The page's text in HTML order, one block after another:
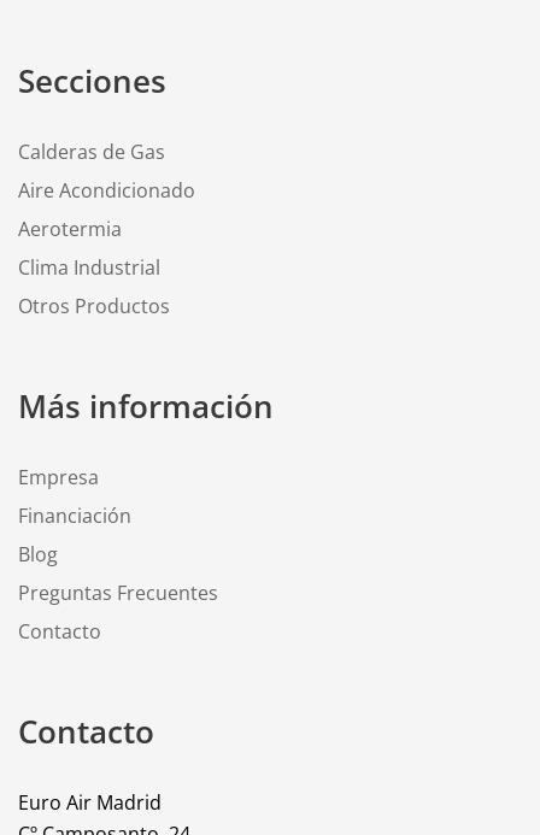
Secciones
Calderas de Gas
Aire Acondicionado
Aerotermia
Clima Industrial
Otros Productos
Más información
Empresa
Financiación
Blog
Preguntas Frecuentes
Contacto
Contacto
Euro Air Madrid